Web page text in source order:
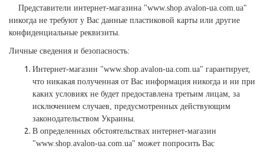
Представители интернет-магазина "www.shop.avalon-ua.com.ua"
никогда не требуют у Вас данные пластиковой карты или другие
конфиденциальные реквизиты.
Личные сведения и безопасность:
Интернет-магазин "www.shop.avalon-ua.com.ua" гарантирует,
что никакая полученная от Вас информация никогда и ни при
каких условиях не будет предоставлена третьим лицам, за
исключением случаев, предусмотренных действующим
законодательством Украины.
В определенных обстоятельствах интернет-магазин
"www.shop.avalon-ua.com.ua" может попросить Вас